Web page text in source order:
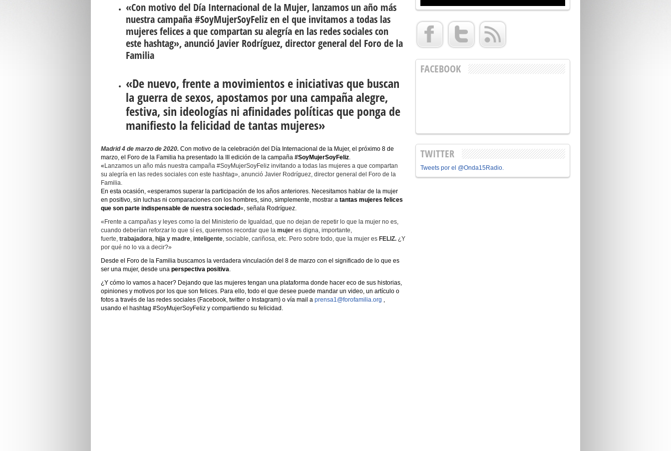
«Con motivo del Día Internacional de la Mujer, lanzamos un año más
nuestra campaña #SoyMujerSoyFeliz en el que invitamos a todas las
mujeres felices a que compartan su alegría en las redes sociales con
este hashtag», anunció Javier Rodríguez, director general del Foro de la
Familia
«De nuevo, frente a movimientos e iniciativas que buscan
la guerra de sexos, apostamos por una campaña alegre,
festiva, sin ideologías ni afinidades políticas que ponga de
manifiesto la felicidad de tantas mujeres»
Madrid 4 de marzo de 2020. Con motivo de la celebración del Día Internacional de la Mujer, el próximo 8 de
marzo, el Foro de la Familia ha presentado la III edición de la campaña #SoyMujerSoyFeliz.
« Lanzamos un año más nuestra campaña #SoyMujerSoyFeliz invitando a todas las mujeres a que compartan
su alegría en las redes sociales con este hashtag», anunció Javier Rodríguez, director general del Foro de la
Familia.
En esta ocasión, «esperamos superar la participación de los años anteriores. Necesitamos hablar de la mujer
en positivo, sin luchas ni comparaciones con los hombres, sino, simplemente, mostrar a tantas mujeres felices
que son parte indispensable de nuestra sociedad«, señala Rodríguez.
«Frente a campañas y leyes como la del Ministerio de Igualdad, que no dejan de repetir lo que la mujer no es,
cuando deberían reforzar lo que sí es, queremos recordar que la mujer es digna, importante,
fuerte, trabajadora, hija y madre, inteligente, sociable, cariñosa, etc. Pero sobre todo, que la mujer es FELIZ. ¿Y
por qué no lo va a decir?»
Desde el Foro de la Familia buscamos la verdadera vinculación del 8 de marzo con el significado de lo que es
ser una mujer, desde una perspectiva positiva.
¿Y cómo lo vamos a hacer? Dejando que las mujeres tengan una plataforma donde hacer eco de sus historias,
opiniones y motivos por los que son felices. Para ello, todo el que desee puede mandar un video, un artículo o
fotos a través de las redes sociales (Facebook, twitter o Instagram) o vía mail a prensa1@forofamilia.org ,
usando el hashtag #SoyMujerSoyFeliz y compartiendo su felicidad.
FACEBOOK
TWITTER
Tweets por el @Onda15Radio.